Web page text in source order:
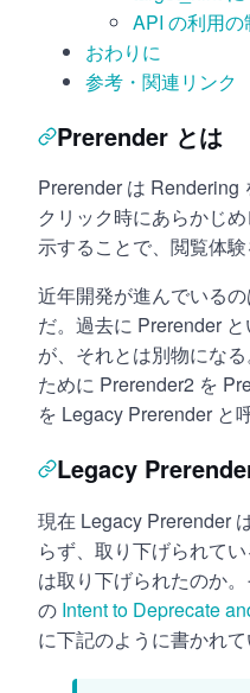
API の利用の
おわりに
参考・関連リンク
Prerender とは
Prerender は Rendering
クリック時にあらかじ
示することで、閲覧体験
近年開発が進んでいる
だ。過去に Prerender
が、それとは別物にな
ために Prerender2 を
を Legacy Prerender と
Legacy
現在 Legacy Prerender
らず、取り下げられて
は取り下げられたのか
の Intent to Deprecate
に下記のように書かれて